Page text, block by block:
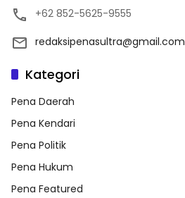
+62 852-5625-9555
redaksipenasultra@gmail.com
Kategori
Pena Daerah
Pena Kendari
Pena Politik
Pena Hukum
Pena Featured